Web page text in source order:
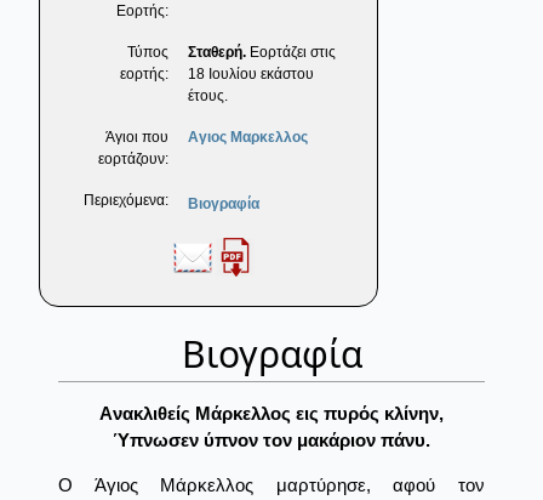
Εορτής:
Τύπος
εορτής:
Σταθερή. Εορτάζει στις
18 Ιουλίου εκάστου
έτους.
Άγιοι που
εορτάζουν:
Αγιος Μαρκελλος
Περιεχόμενα: Βιογραφία
Βιογραφία
Aνακλιθείς Mάρκελλος εις πυρός κλίνην,
Ύπνωσεν ύπνον τον μακάριον πάνυ.
Ο Άγιος Μάρκελλος μαρτύρησε, αφού τον